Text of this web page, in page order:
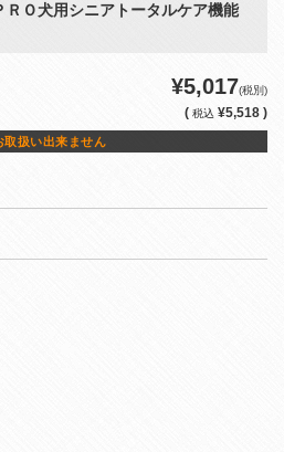
Ｏ犬用シニアトータルケア機能
¥5,017(税別)
( 税込 ¥5,518 )
取扱い出来ません